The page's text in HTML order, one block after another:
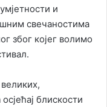
и
свечаностима
због којег волимо
блискости